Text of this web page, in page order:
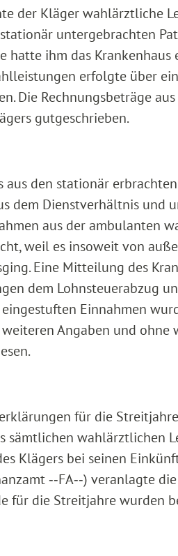
der Kläger wahlärztliche
untergebrachten
hatte ihm das
erfolgte über
Die Rechnungsbeträge
gutgeschrieben.
aus den stationär
dem Dienstverhältnis und
aus der ambulanten
weil es insoweit von
Eine Mitteilung des
dem Lohnsteuerabzug
Einnahmen
Angaben und
für die
sämtlichen wahlärztlichen
Klägers bei seinen
‑‑FA‑‑) veranlagte
für die Streitjahre wurden